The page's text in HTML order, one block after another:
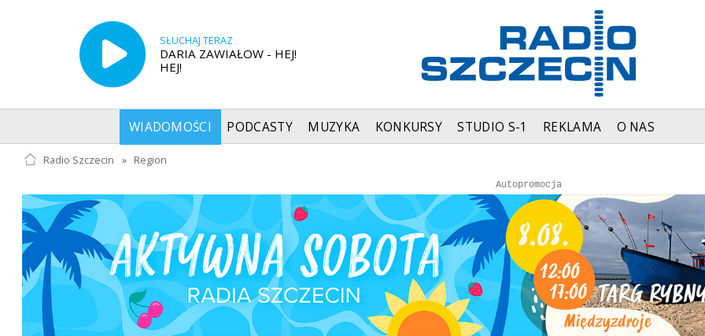
SŁUCHAJ TERAZ
DARIA ZAWIAŁOW - HEJ!
HEJ!
WIADOMOŚCI PODCASTY MUZYKA KONKURSY STUDIO S-1 REKLAMA O NAS
Radio Szczecin » Region
Autopromocja
Autopromocja
Reklama